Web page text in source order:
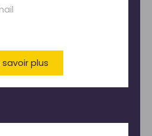
savoir plus